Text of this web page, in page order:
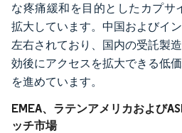
な疼痛緩和を目的としたカプサ
拡大しています。中国およびイ
左右されており、国内の受託製
効後にアクセスを拡大できる低
を進めています。
EMEA、ラテンアメリカおよび
ッチ市場